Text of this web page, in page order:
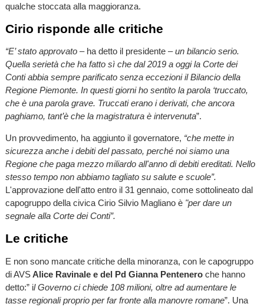
qualche stoccata alla maggioranza.
Cirio risponde alle critiche
“E’ stato approvato– ha detto il presidente –un bilancio serio.
Quella serietà che ha fatto sì che dal 2019 a oggi la Corte dei
Conti abbia sempre parificato senza eccezioni il Bilancio della
Regione Piemonte. In questi giorni ho sentito la parola ‘truccato,
che è una parola grave. Truccati erano i derivati, che ancora
paghiamo, tant’è che la magistratura è intervenuta”.
Un provvedimento, ha aggiunto il governatore, “che mette in
sicurezza anche i debiti del passato, perché noi siamo una
Regione che paga mezzo miliardo all'anno di debiti ereditati. Nello
stesso tempo non abbiamo tagliato su salute e scuole”.
L'approvazione dell'atto entro il 31 gennaio, come sottolineato dal
capogruppo della civica Cirio Silvio Magliano è"per dare un
segnale alla Corte dei Conti”.
Le critiche
E non sono mancate critiche della minoranza, con le capogruppo
di AVSAlice Ravinale e del Pd Gianna Penteneroche hanno
detto:” il Governo ci chiede 108 milioni, oltre ad aumentare le
tasse regionali proprio per far fronte alla manovre romane”. Una